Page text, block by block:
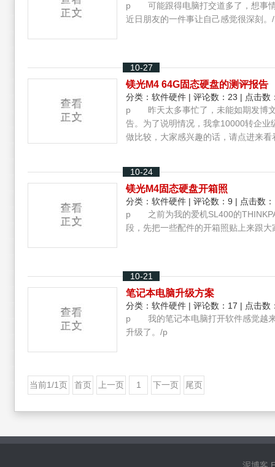
p 可能跟得电脑打交道多了，想事情
近日朋友的一件事让自己感觉很深刻。
10-27
镁光M4 64G固态硬盘的测评报告
分类： 软件硬件 | 评论数：23 | 点击数
p 昨天太多事忙了，未能如期发博文
告。为了说明情况，我拿10000转企
做比较，大家感兴趣的话，请点进来看
10-24
镁光M4固态硬盘开箱照
分类： 软件硬件 | 评论数：9 | 点击数
p 之前为我的爱机SL400的
段，先把一些配件的开箱照贴上来跟大
10-21
笔记本电脑升级方案
分类： 软件硬件 | 评论数：17 | 点击数
p 我的笔记本电脑打开软件感觉越来
升级了。/p
当前1/1页 首页 上一页 1 下一页 尾页